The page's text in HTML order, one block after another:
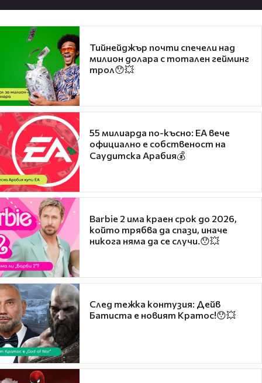
Тийнейджър почти спечели над
милион долара с тотален гейминг
трол😯💥
55 милиарда по-късно: EA вече
официално е собственост на
Саудитска Арабия💰
Barbie 2 има краен срок до 2026,
който трябва да спази, иначе
никога няма да се случи.😯💥
След тежка контузия: Дейв
Батиста е новият Кратос!😯💥